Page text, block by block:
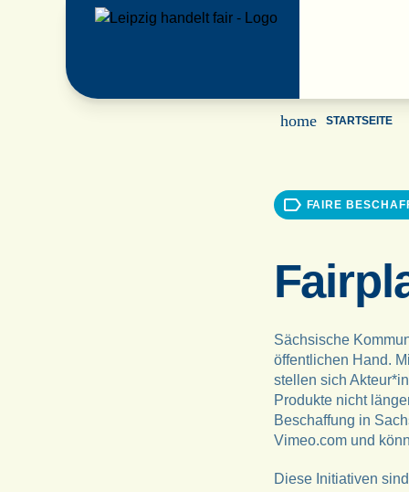
home STARTSEITE
FAIRE
Sächsische
öffentlichen Hand.
stellen sich
Produkte nicht
Beschaffung in
Vimeo.com und
Diese Initiativen